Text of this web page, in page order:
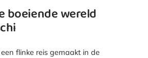
boeiende wereld
flinke reis gemaakt in de